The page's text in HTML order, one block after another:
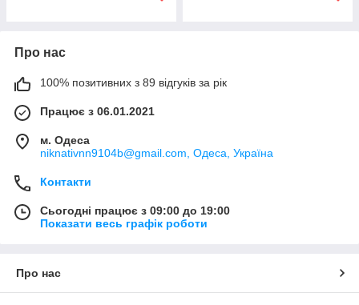
Про нас
100% позитивних з 89 відгуків за рік
Працює з 06.01.2021
м. Одеса
niknativnn9104b@gmail.com, Одеса, Україна
Контакти
Сьогодні працює з 09:00 до 19:00
Показати весь графік роботи
Про нас